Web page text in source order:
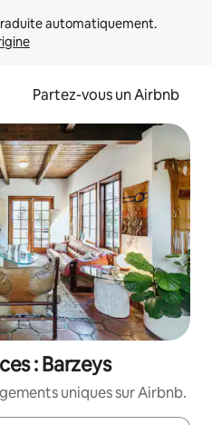
Partez-vous un Airbnb
: Barzeys
uniques sur Airbnb.